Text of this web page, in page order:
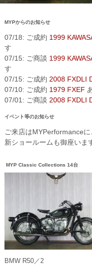
MYPからのお知らせ
07/18: ご成約 1999
す
07/15: ご商談 1999
す
07/15: ご成約 2008 FXDLI
07/10: ご成約 1979 FXEF
07/01: ご商談 2008 FXDLI
イベント等のお知らせ
ご来店はMYPerformanceに
新ショールームも御座いま
MYP Classic Collections 14台
BMW R50／2